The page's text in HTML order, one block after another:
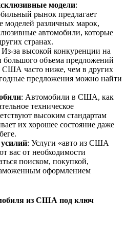
модели:
рынок предлагает
моделей различных марок,
автомобили, которые
странах.
Из-за высокой конкуренции на
большого объема предложений
США часто ниже, чем в других
предложения можно найти
: Автомобили в США, как
техническое
высоким стандартам
их хорошее состояние даже
: Услуги «авто из США
вас от необходимости
поиском, покупкой,
оформлением
из США под ключ